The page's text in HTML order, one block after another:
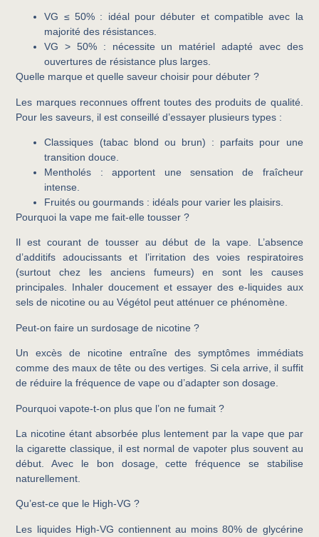
VG ≤ 50% : idéal pour débuter et compatible avec la
majorité des résistances.
VG > 50% : nécessite un matériel adapté avec des
ouvertures de résistance plus larges.
Quelle marque et quelle saveur choisir pour débuter ?
Les marques reconnues offrent toutes des produits de qualité.
Pour les saveurs, il est conseillé d’essayer plusieurs types :
Classiques (tabac blond ou brun) : parfaits pour une
transition douce.
Mentholés : apportent une sensation de fraîcheur
intense.
Fruités ou gourmands : idéals pour varier les plaisirs.
Pourquoi la vape me fait-elle tousser ?
Il est courant de tousser au début de la vape. L’absence
d’additifs adoucissants et l’irritation des voies respiratoires
(surtout chez les anciens fumeurs) en sont les causes
principales. Inhaler doucement et essayer des e-liquides aux
sels de nicotine ou au Végétol peut atténuer ce phénomène.
Peut-on faire un surdosage de nicotine ?
Un excès de nicotine entraîne des symptômes immédiats
comme des maux de tête ou des vertiges. Si cela arrive, il suffit
de réduire la fréquence de vape ou d’adapter son dosage.
Pourquoi vapote-t-on plus que l’on ne fumait ?
La nicotine étant absorbée plus lentement par la vape que par
la cigarette classique, il est normal de vapoter plus souvent au
début. Avec le bon dosage, cette fréquence se stabilise
naturellement.
Qu’est-ce que le High-VG ?
Les liquides High-VG contiennent au moins 80% de glycérine